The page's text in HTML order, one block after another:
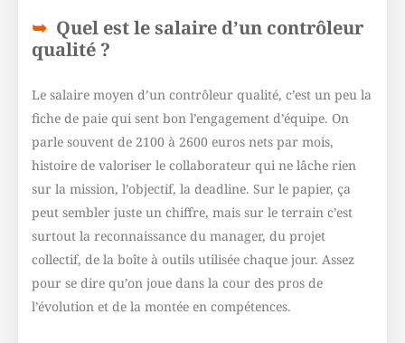
Quel est le salaire d’un contrôleur
qualité ?
Le salaire moyen d’un contrôleur qualité, c’est un peu la
fiche de paie qui sent bon l’engagement d’équipe. On
parle souvent de 2100 à 2600 euros nets par mois,
histoire de valoriser le collaborateur qui ne lâche rien
sur la mission, l’objectif, la deadline. Sur le papier, ça
peut sembler juste un chiffre, mais sur le terrain c’est
surtout la reconnaissance du manager, du projet
collectif, de la boîte à outils utilisée chaque jour. Assez
pour se dire qu’on joue dans la cour des pros de
l’évolution et de la montée en compétences.